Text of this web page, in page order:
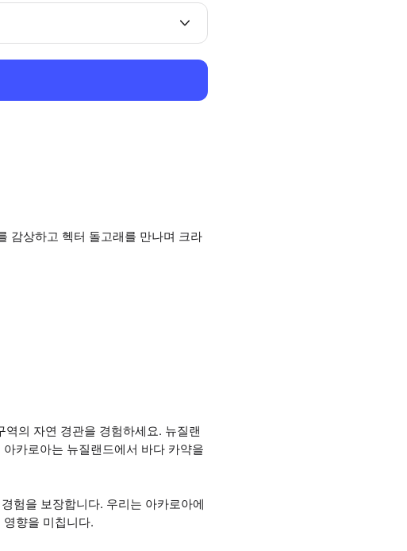
감상하고 헥터 돌고래를 만나며 크라
의 자연 경관을 경험하세요. 뉴질랜
카로아는 뉴질랜드에서 바다 카약을
험을 보장합니다. 우리는 아카로아에
향을 미칩니다.